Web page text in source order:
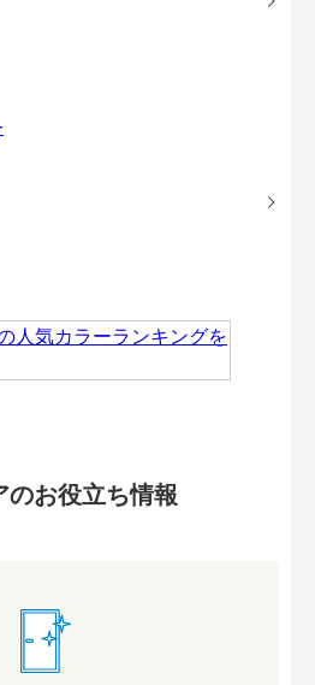
のお役立ち情報